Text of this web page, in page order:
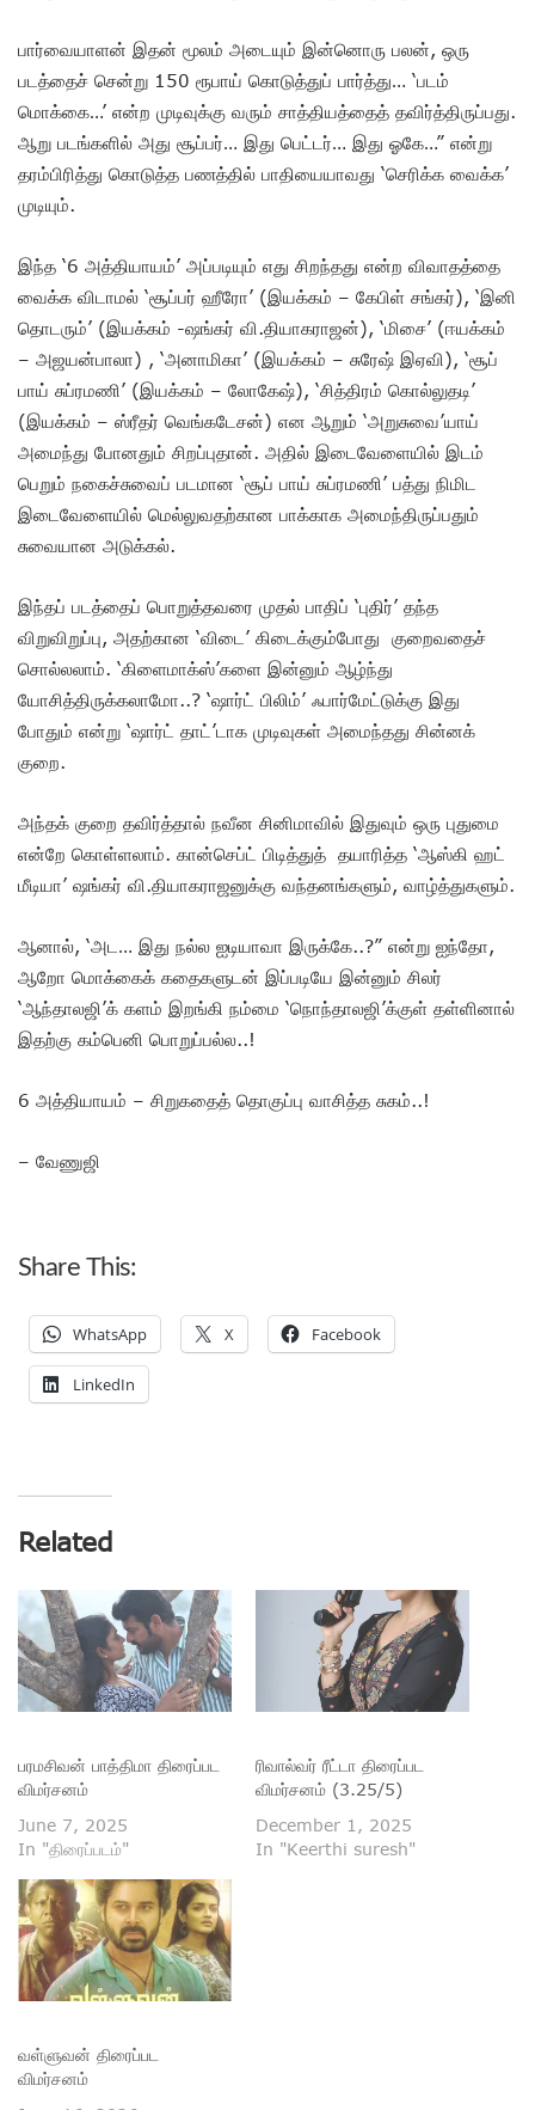
பார்வையாளன் இதன் மூலம் அடையும் இன்னொரு பலன், ஒரு
படத்தைச் சென்று 150 ரூபாய் கொடுத்துப் பார்த்து… ‘படம்
மொக்கை…’ என்ற முடிவுக்கு வரும் சாத்தியத்தைத் தவிர்த்திருப்பது.
ஆறு படங்களில் அது சூப்பர்… இது பெட்டர்… இது ஓகே…” என்று
தரம்பிரித்து கொடுத்த பணத்தில் பாதியையாவது ‘செரிக்க வைக்க’
முடியும்.
இந்த ‘6 அத்தியாயம்’ அப்படியும் எது சிறந்தது என்ற விவாதத்தை
வைக்க விடாமல் ‘சூப்பர் ஹீரோ’ (இயக்கம் – கேபிள் சங்கர்), ‘இனி
தொடரும்’ (இயக்கம் -ஷங்கர் வி.தியாகராஜன்), ‘மிசை’ (ஈயக்கம்
– அஜயன்பாலா) , ‘அனாமிகா’ (இயக்கம் – சுரேஷ் இஏவி), ‘சூப்
பாய் சுப்ரமணி’ (இயக்கம் – லோகேஷ்), ‘சித்திரம் கொல்லுதடி’
(இயக்கம் – ஸ்ரீதர் வெங்கடேசன்) என ஆறும் ‘அறுசுவை’யாய்
அமைந்து போனதும் சிறப்புதான். அதில் இடைவேளையில் இடம்
பெறும் நகைச்சுவைப் படமான ‘சூப் பாய் சுப்ரமணி’ பத்து நிமிட
இடைவேளையில் மெல்லுவதற்கான பாக்காக அமைந்திருப்பதும்
சுவையான அடுக்கல்.
இந்தப் படத்தைப் பொறுத்தவரை முதல் பாதிப் ‘புதிர்’ தந்த
விறுவிறுப்பு, அதற்கான ‘விடை’ கிடைக்கும்போது குறைவதைச்
சொல்லலாம். ‘கிளைமாக்ஸ்’களை இன்னும் ஆழ்ந்து
யோசித்திருக்கலாமோ..? ‘ஷார்ட் பிலிம்’ ஃபார்மேட்டுக்கு இது
போதும் என்று ‘ஷார்ட் தாட்’டாக முடிவுகள் அமைந்தது சின்னக்
குறை.
அந்தக் குறை தவிர்த்தால் நவீன சினிமாவில் இதுவும் ஒரு புதுமை
என்றே கொள்ளலாம். கான்செப்ட் பிடித்துத் தயாரித்த ‘ஆஸ்கி ஹட்
மீடியா’ ஷங்கர் வி.தியாகராஜனுக்கு வந்தனங்களும், வாழ்த்துகளும்.
ஆனால், ‘அட… இது நல்ல ஐடியாவா இருக்கே..?” என்று ஐந்தோ,
ஆறோ மொக்கைக் கதைகளுடன் இப்படியே இன்னும் சிலர்
‘ஆந்தாலஜி’க் களம் இறங்கி நம்மை ‘நொந்தாலஜி’க்குள் தள்ளினால்
இதற்கு கம்பெனி பொறுப்பல்ல..!
6 அத்தியாயம் – சிறுகதைத் தொகுப்பு வாசித்த சுகம்..!
– வேணுஜி
Share This:
WhatsApp X Facebook
LinkedIn
Related
பரமசிவன் பாத்திமா திரைப்பட
விமர்சனம்
June 7, 2025
In "திரைப்படம்"
ரிவால்வர் ரீட்டா திரைப்பட
விமர்சனம் (3.25/5)
December 1, 2025
In "Keerthi suresh"
வள்ளுவன் திரைப்பட
விமர்சனம்